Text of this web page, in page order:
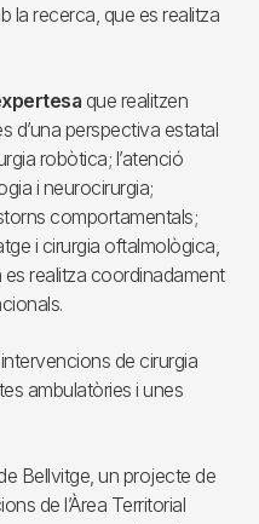
la recerca, que es realitza
que realitzen
d’una perspectiva estatal
robòtica; l’atenció
i neurocirurgia;
comportamentals;
i cirurgia oftalmològica,
es realitza coordinadament
de cirurgia
ambulatòries i unes
Bellvitge, un projecte de
de l’Àrea Territorial